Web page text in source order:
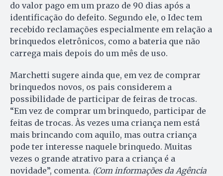
do valor pago em um prazo de 90 dias após a
identificação do defeito. Segundo ele, o Idec tem
recebido reclamações especialmente em relação a
brinquedos eletrônicos, como a bateria que não
carrega mais depois do um mês de uso.
Marchetti sugere ainda que, em vez de comprar
brinquedos novos, os pais considerem a
possibilidade de participar de feiras de trocas.
“Em vez de comprar um brinquedo, participar de
feitas de trocas. Às vezes uma criança nem está
mais brincando com aquilo, mas outra criança
pode ter interesse naquele brinquedo. Muitas
vezes o grande atrativo para a criança é a
novidade”, comenta. (Com informações da Agência